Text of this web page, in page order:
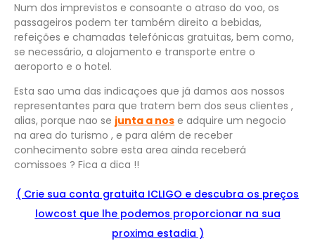
Num dos imprevistos e consoante o atraso do voo, os
passageiros podem ter também direito a bebidas,
refeições e chamadas telefónicas gratuitas, bem como,
se necessário, a alojamento e transporte entre o
aeroporto e o hotel.
Esta sao uma das indicaçoes que já damos aos nossos
representantes para que tratem bem dos seus clientes ,
alias, porque nao se junta a nos e adquire um negocio
na area do turismo , e para além de receber
conhecimento sobre esta area ainda receberá
comissoes ? Fica a dica !!
( Crie sua conta gratuita ICLIGO e descubra os preços
lowcost que lhe podemos proporcionar na sua
proxima estadia )